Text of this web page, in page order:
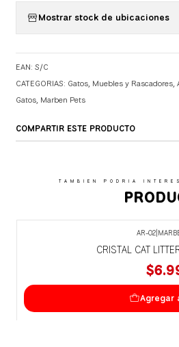
Mostrar stock de ubicaciones
EAN: S/C
CATEGORIAS: Gatos, Muebles y Rascadores,
Gatos, Marben Pets
COMPARTIR ESTE PRODUCTO
TAMBIEN PODRIA
AR-02|
CRISTAL CAT
Agregar